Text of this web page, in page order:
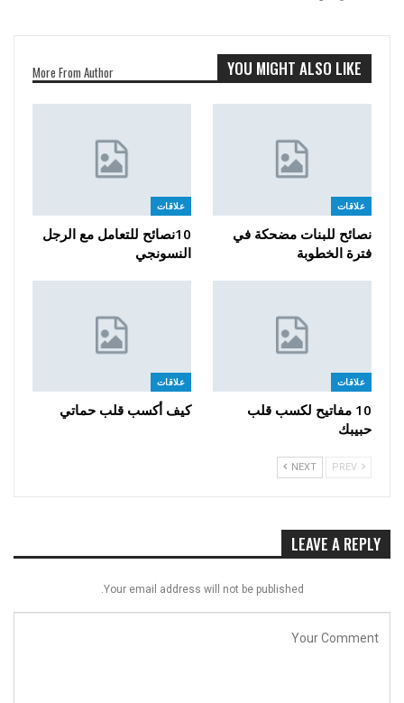
YOU MIGHT ALSO LIKE
More From Author
علاقات
نصائح للبنات مضحكة في
فترة الخطوبة
علاقات
10نصائح للتعامل مع الرجل
النسونجي
علاقات
10 مفاتيح لكسب قلب
حبيبك
علاقات
كيف أكسب قلب حماتي
NEXT
LEAVE A REPLY
Your email address will not be published.